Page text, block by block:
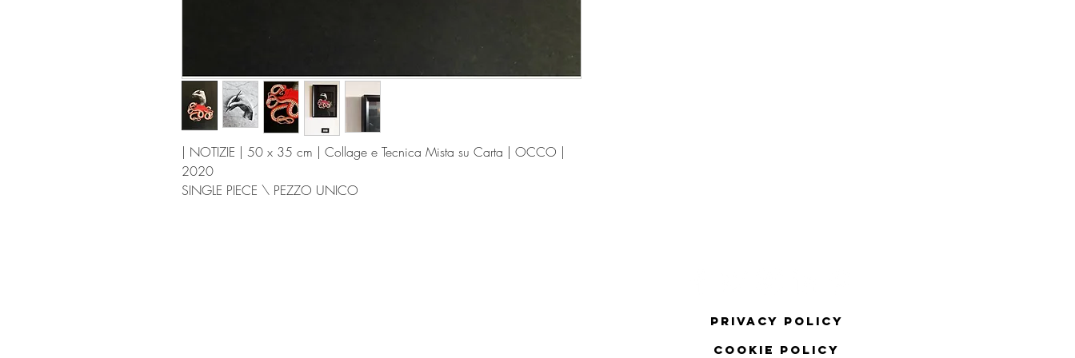
| NOTIZIE | 50 x 35 cm | Collage e Tecnica Mista su Carta | OCCO |
2020
SINGLE PIECE \ PEZZO UNICO
Privacy Policy
COOKIE Policy